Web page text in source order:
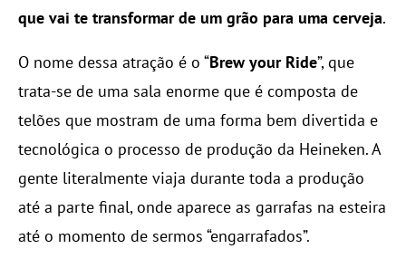
que vai te transformar de um grão para uma cerveja.
O nome dessa atração é o “Brew your Ride”, que
trata-se de uma sala enorme que é composta de
telões que mostram de uma forma bem divertida e
tecnológica o processo de produção da Heineken. A
gente literalmente viaja durante toda a produção
até a parte final, onde aparece as garrafas na esteira
até o momento de sermos “engarrafados”.